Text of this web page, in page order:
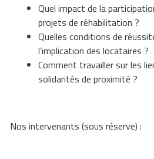
Quel impact de la
projets de réhabilitation ?
Quelles conditions de
l’implication des locataires ?
Comment travailler sur les
solidarités de proximité ?
Nos intervenants (sous réserve) :